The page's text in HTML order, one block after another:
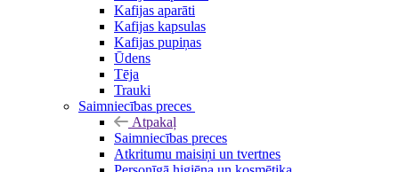
Kafijas aparāti
Kafijas kapsulas
Kafijas pupiņas
Ūdens
Tēja
Trauki
Saimniecības preces
Atpakaļ
Saimniecības preces
Atkritumu maisiņi un tvertnes